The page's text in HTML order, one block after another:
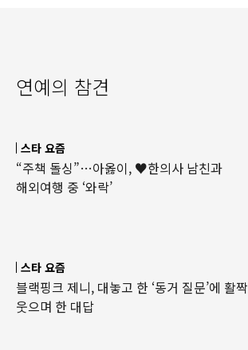
연예의 참견
스타 요즘
“주책 돌싱”…아옳이, ♥한의사 남친과
해외여행 중 ‘와락’
스타 요즘
블랙핑크 제니, 대놓고 한 ‘동거 질문’에 활짝
웃으며 한 대답